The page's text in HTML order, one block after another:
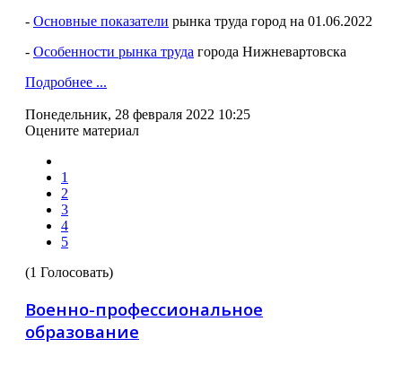
- Основные показатели рынка труда город на 01.06.2022
- Особенности рынка труда города Нижневартовска
Подробнее ...
Понедельник, 28 февраля 2022 10:25
Оцените материал
1
2
3
4
5
(1 Голосовать)
Военно-профессиональное
образование